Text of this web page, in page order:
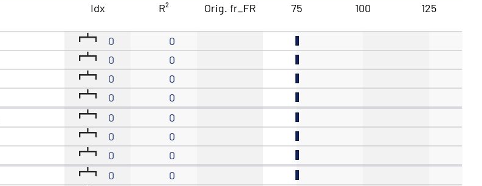
Idx R² Orig. fr_FR 75 100 125
0
0
0
0
0
0
0 0
0
0
0
0
0 0
0
0